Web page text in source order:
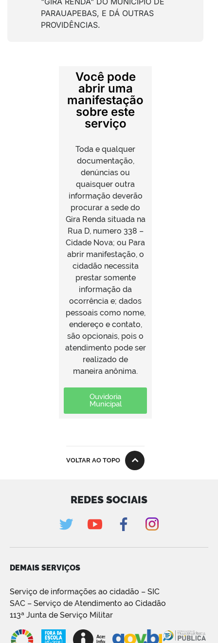
PARAUAPEBAS, E DÁ OUTRAS
PROVIDÊNCIAS.
Você pode
abrir uma
manifestação
sobre este
serviço
Toda e qualquer
documentação,
denúncias ou
quaisquer outra
informação deverão
procurar a sede do
Gira Renda situada na
Rua D, numero 338 –
Cidade Nova; ou Para
abrir manifestação, o
cidadão necessita
prestar somente
informação da
ocorrência e; dados
pessoais como nome,
endereço e contato,
são opcionais, pois o
atendimento pode ser
realizado de
maneira anônima.
Ouvidoria
Municipal
VOLTAR AO TOPO
REDES SOCIAIS
DEMAIS SERVIÇOS
Serviço de informações ao cidadão – SIC
SAC – Serviço de Atendimento ao Cidadão
113ª Junta de Serviço Militar